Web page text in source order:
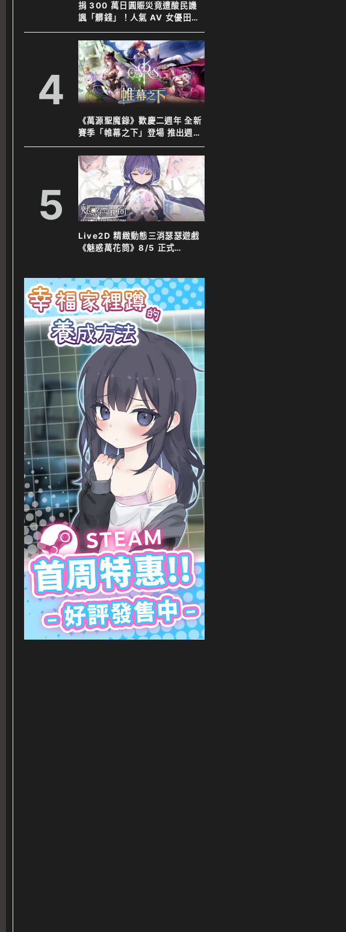
捐 300 萬日圓賑災竟遭酸民譏
諷「髒錢」！人氣 AV 女優田野
憂霸氣反擊表示善意不分貴賤
4
《萬源聖魔錄》歡慶二週年 全新
賽季「帷幕之下」登場 推出週年
特別活動以及限定英雄「上官靖
兒」
5
Live2D 精緻動態三消瑟瑟遊戲
《魅惑萬花筒》8/5 正式